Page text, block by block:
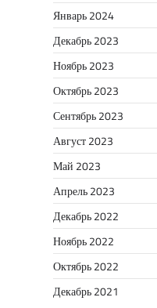
Январь 2024
Декабрь 2023
Ноябрь 2023
Октябрь 2023
Сентябрь 2023
Август 2023
Май 2023
Апрель 2023
Декабрь 2022
Ноябрь 2022
Октябрь 2022
Декабрь 2021